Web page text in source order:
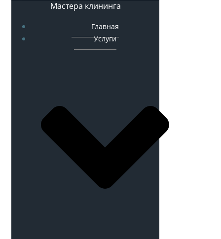
Мастера клининга
Главная
Услуги